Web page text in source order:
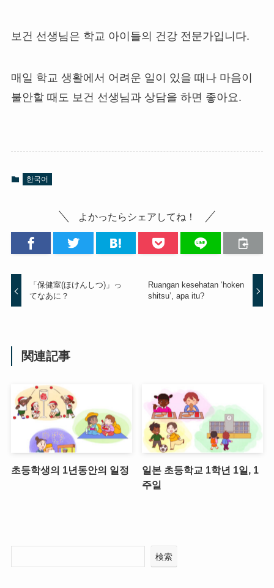
보건 선생님은 학교 아이들의 건강 전문가입니다.
매일 학교 생활에서 어려운 일이 있을 때나 마음이
불안할 때도 보건 선생님과 상담을 하면 좋아요.
한국어
よかったらシェアしてね！
「保健室(ほけんしつ)」っ
てなあに？
Ruangan kesehatan ‘hoken
shitsu’, apa itu?
関連記事
초등학생의 1년동안의 일정
일본 초등학교 1학년 1일, 1
주일
検索